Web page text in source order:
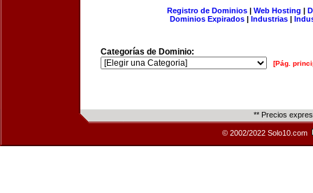
Registro de Dominios| Web Hosting |
Dominios Expirados | Industrias |
Categorías de Dominio:
[Pág.
** Precios
© 2002/2022 Solo10.com